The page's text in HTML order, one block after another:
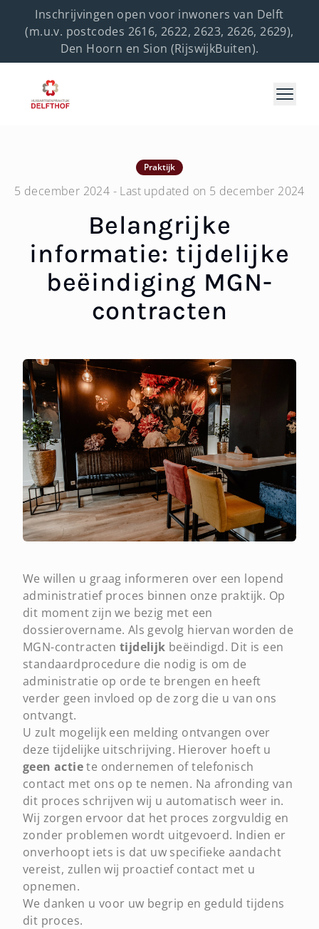
Inschrijvingen open voor inwoners van Delft
(m.u.v. postcodes 2616, 2622, 2623, 2626, 2629),
Den Hoorn en Sion (RijswijkBuiten).
Open
Praktijk
5 december 2024 - Last updated on 5 december 2024
Belangrijke
informatie: tijdelijke
beëindiging MGN-
contracten
We willen u graag informeren over een lopend
administratief proces binnen onze praktijk. Op
dit moment zijn we bezig met een
dossierovername. Als gevolg hiervan worden de
MGN-contracten tijdelijk beëindigd. Dit is een
standaardprocedure die nodig is om de
administratie op orde te brengen en heeft
verder geen invloed op de zorg die u van ons
ontvangt.
U zult mogelijk een melding ontvangen over
deze tijdelijke uitschrijving. Hierover hoeft u
geen actiete ondernemen of telefonisch
contact met ons op te nemen. Na afronding van
dit proces schrijven wij u automatisch weer in.
Wij zorgen ervoor dat het proces zorgvuldig en
zonder problemen wordt uitgevoerd. Indien er
onverhoopt iets is dat uw specifieke aandacht
vereist, zullen wij proactief contact met u
opnemen.
We danken u voor uw begrip en geduld tijdens
dit proces.